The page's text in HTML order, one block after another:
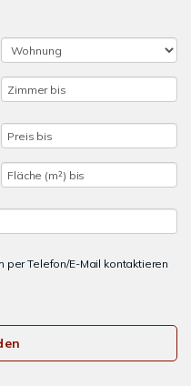
per Telefon/E-Mail kontaktieren